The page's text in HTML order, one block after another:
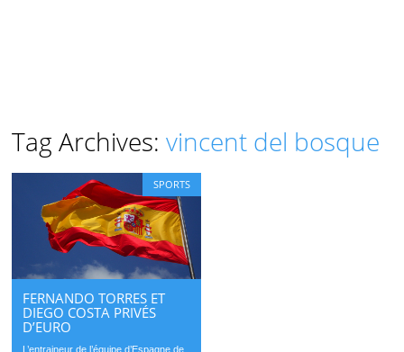
Tag Archives:vincent del bosque
SPORTS
FERNANDO TORRES ET
DIEGO COSTA PRIVÉS
D’EURO
L’entraineur de l’équipe d’Espagne de